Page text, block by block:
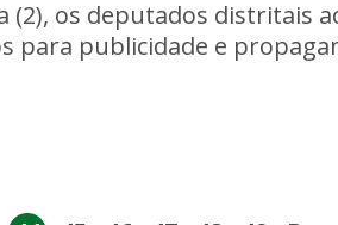
(2), os deputados distritais
para publicidade e